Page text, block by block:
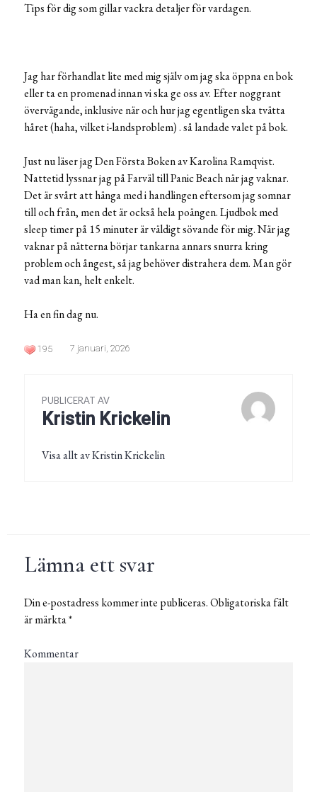
Tips för dig som gillar vackra detaljer för vardagen.
Jag har förhandlat lite med mig själv om jag ska öppna en bok
eller ta en promenad innan vi ska ge oss av. Efter noggrant
övervägande, inklusive när och hur jag egentligen ska tvätta
håret (haha, vilket i-landsproblem) . så landade valet på bok.
Just nu läser jag Den Första Boken av Karolina Ramqvist.
Nattetid lyssnar jag på Farväl till Panic Beach när jag vaknar.
Det är svårt att hänga med i handlingen eftersom jag somnar
till och från, men det är också hela poängen. Ljudbok med
sleep timer på 15 minuter är väldigt sövande för mig. När jag
vaknar på nätterna börjar tankarna annars snurra kring
problem och ångest, så jag behöver distrahera dem. Man gör
vad man kan, helt enkelt.
Ha en fin dag nu.
195 7 januari, 2026
PUBLICERAT AV
Kristin Krickelin
Visa allt av Kristin Krickelin
Lämna ett svar
Din e-postadress kommer inte publiceras.Obligatoriska fält
är märkta*
Kommentar